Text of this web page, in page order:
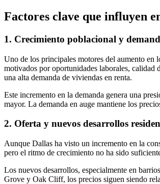
Factores clave que influyen
1. Crecimiento poblacional y
Uno de los principales motores del aumento en
motivados por oportunidades laborales, calidad
una alta demanda de viviendas en renta.
Este incremento en la demanda genera una
mayor. La demanda en auge mantiene los
2. Oferta y nuevos desarrollos
Aunque Dallas ha visto un incremento en la
pero el ritmo de crecimiento no ha sido
Los nuevos desarrollos, especialmente en
Grove y Oak Cliff, los precios siguen siendo